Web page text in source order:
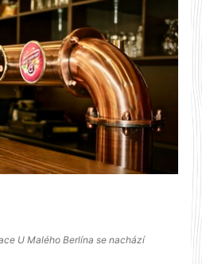
U Malého Berlína se nachází